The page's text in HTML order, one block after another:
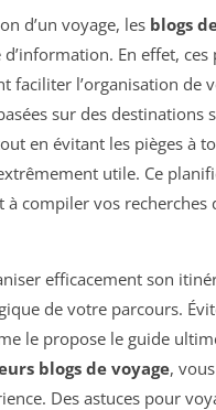
d’un voyage, les blogs
En effet,
faciliter l’organisation
sur des
en évitant les pièges à
utile. Ce
à compiler vos
efficacement son
de votre parcours.
le propose le guide
blogs de voyage,
Des astuces pour